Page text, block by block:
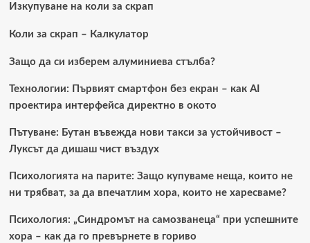
Изкупуване на коли за скрап
Коли за скрап – Калкулатор
Защо да си изберем алуминиева стълба?
Технологии: Първият смартфон без екран – как AI
проектира интерфейса директно в окото
Пътуване: Бутан въвежда нови такси за устойчивост –
Луксът да дишаш чист въздух
Психологията на парите: Защо купуваме неща, които не
ни трябват, за да впечатлим хора, които не харесваме?
Психология: „Синдромът на самозванеца“ при успешните
хора – как да го превърнете в гориво